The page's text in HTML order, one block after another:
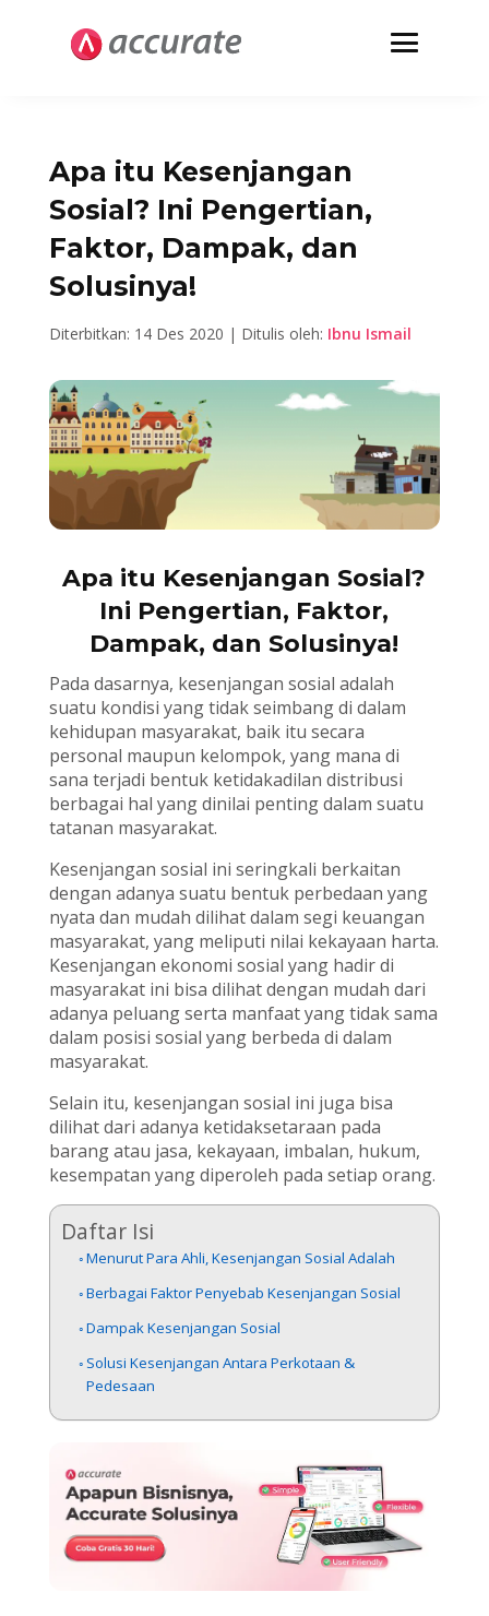
Apa itu Kesenjangan
Sosial? Ini Pengertian,
Faktor, Dampak, dan
Solusinya!
Diterbitkan: 14 Des 2020 | Ditulis oleh: Ibnu Ismail
Apa itu Kesenjangan Sosial?
Ini Pengertian, Faktor,
Dampak, dan Solusinya!
Pada dasarnya, kesenjangan sosial adalah
suatu kondisi yang tidak seimbang di dalam
kehidupan masyarakat, baik itu secara
personal maupun kelompok, yang mana di
sana terjadi bentuk ketidakadilan distribusi
berbagai hal yang dinilai penting dalam suatu
tatanan masyarakat.
Kesenjangan sosial ini seringkali berkaitan
dengan adanya suatu bentuk perbedaan yang
nyata dan mudah dilihat dalam segi keuangan
masyarakat, yang meliputi nilai kekayaan harta.
Kesenjangan ekonomi sosial yang hadir di
masyarakat ini bisa dilihat dengan mudah dari
adanya peluang serta manfaat yang tidak sama
dalam posisi sosial yang berbeda di dalam
masyarakat.
Selain itu, kesenjangan sosial ini juga bisa
dilihat dari adanya ketidaksetaraan pada
barang atau jasa, kekayaan, imbalan, hukum,
kesempatan yang diperoleh pada setiap orang.
Daftar Isi
Menurut Para Ahli, Kesenjangan Sosial Adalah
Berbagai Faktor Penyebab Kesenjangan Sosial
Dampak Kesenjangan Sosial
Solusi Kesenjangan Antara Perkotaan &
Pedesaan